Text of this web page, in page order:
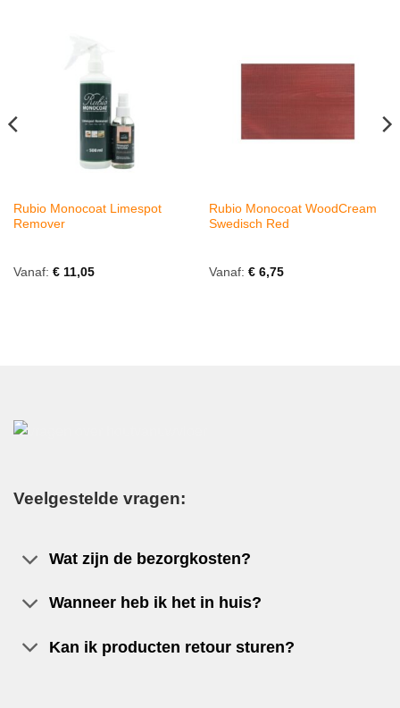
Rubio Monocoat Limespot
Remover
Vanaf: €11,05
Rubio Monocoat WoodCream
Swedisch Red
Vanaf: €6,75
Veelgestelde vragen:
Wat zijn de bezorgkosten?
Wanneer heb ik het in huis?
Kan ik producten retour sturen?